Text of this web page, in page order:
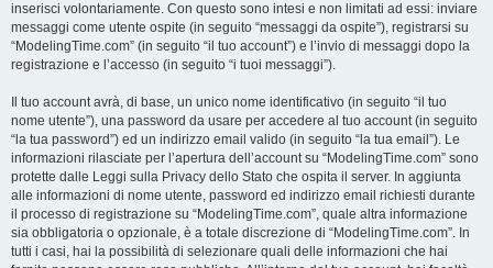
inserisci volontariamente. Con questo sono intesi e non limitati ad essi: inviare
messaggi come utente ospite (in seguito “messaggi da ospite”), registrarsi su
“ModelingTime.com” (in seguito “il tuo account”) e l’invio di messaggi dopo la
registrazione e l’accesso (in seguito “i tuoi messaggi”).
Il tuo account avrà, di base, un unico nome identificativo (in seguito “il tuo
nome utente”), una password da usare per accedere al tuo account (in seguito
“la tua password”) ed un indirizzo email valido (in seguito “la tua email”). Le
informazioni rilasciate per l’apertura dell’account su “ModelingTime.com” sono
protette dalle Leggi sulla Privacy dello Stato che ospita il server. In aggiunta
alle informazioni di nome utente, password ed indirizzo email richiesti durante
il processo di registrazione su “ModelingTime.com”, quale altra informazione
sia obbligatoria o opzionale, è a totale discrezione di “ModelingTime.com”. In
tutti i casi, hai la possibilità di selezionare quali delle informazioni che hai